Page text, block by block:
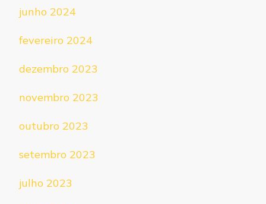
junho 2024
fevereiro 2024
dezembro 2023
novembro 2023
outubro 2023
setembro 2023
julho 2023